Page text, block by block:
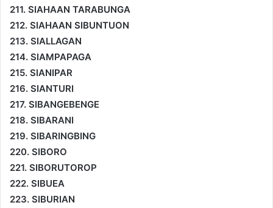
211. SIAHAAN TARABUNGA
212. SIAHAAN SIBUNTUON
213. SIALLAGAN
214. SIAMPAPAGA
215. SIANIPAR
216. SIANTURI
217. SIBANGEBENGE
218. SIBARANI
219. SIBARINGBING
220. SIBORO
221. SIBORUTOROP
222. SIBUEA
223. SIBURIAN